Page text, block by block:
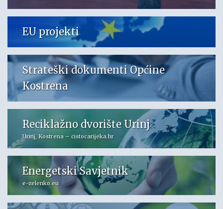
EU projekti
Strateški dokumenti Općine
Kostrena
Reciklažno dvorište Urinj
Urinj, Kostrena – cistocarijeka.hr
Energetski Savjetnik
e-zelenko.eu